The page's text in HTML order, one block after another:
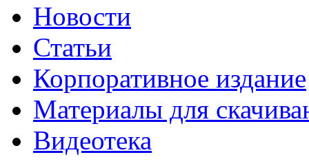
Новости
Статьи
Корпоративное издание
Материалы для
Видеотека